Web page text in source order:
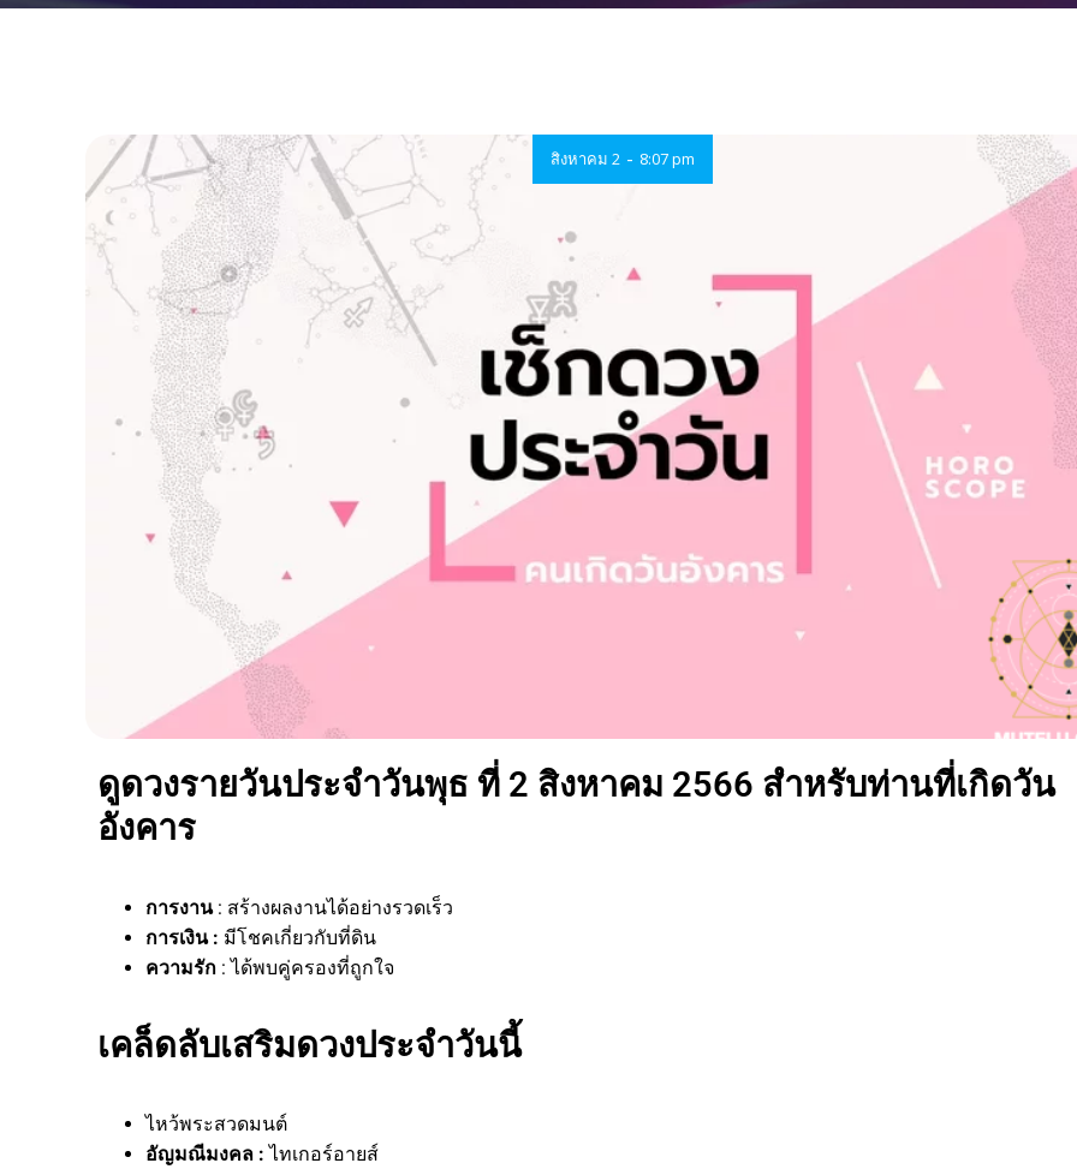
สิงหาคม 2 - 8:07 pm
ดูดวงรายวันประจำวันพุธ ที่ 2 สิงหาคม 2566 สำหรับท่านที่เกิดวัน
อังคาร
การงาน : สร้างผลงานได้อย่างรวดเร็ว
การเงิน : มีโชคเกี่ยวกับที่ดิน
ความรัก : ได้พบคู่ครองที่ถูกใจ
เคล็ดลับเสริมดวงประจำวันนี้
ไหว้พระสวดมนต์
อัญมณีมงคล :ไทเกอร์อายส์